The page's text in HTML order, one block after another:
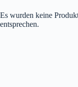
Es wurden keine
entsprechen.